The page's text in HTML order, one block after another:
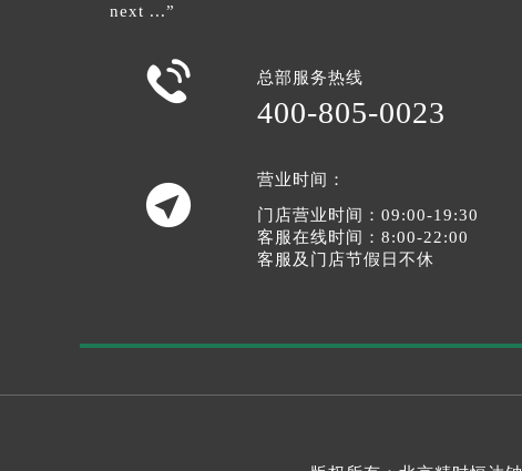
next ...”
 总部服务热线
400-805-0023

营业时间：
门店营业时间：09:00-19:30
客服在线时间：8:00-22:00
客服及门店节假日不休